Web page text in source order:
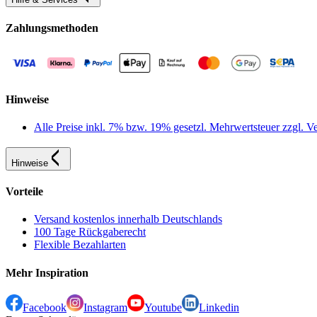
Zahlungsmethoden
Hinweise
Alle Preise inkl. 7% bzw. 19% gesetzl. Mehrwertsteuer zzgl.
Hinweise
Vorteile
Versand kostenlos innerhalb Deutschlands
100 Tage Rückgaberecht
Flexible Bezahlarten
Mehr Inspiration
Facebook Instagram Youtube
Linkedin